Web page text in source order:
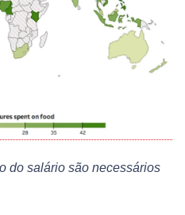
do salário são necessários